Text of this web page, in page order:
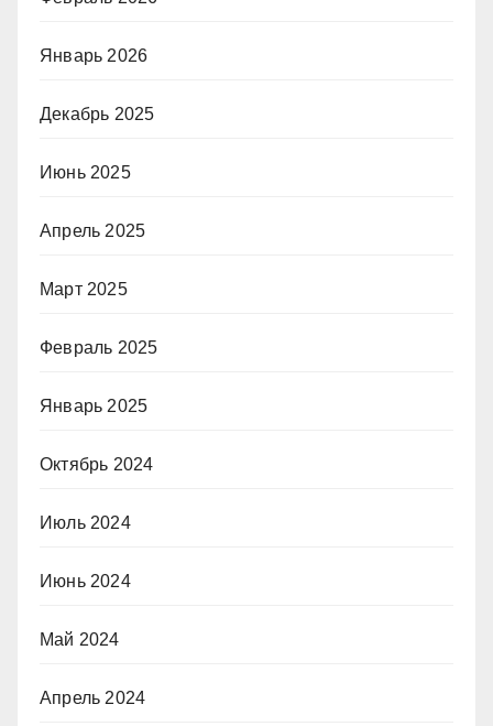
Январь 2026
Декабрь 2025
Июнь 2025
Апрель 2025
Март 2025
Февраль 2025
Январь 2025
Октябрь 2024
Июль 2024
Июнь 2024
Май 2024
Апрель 2024